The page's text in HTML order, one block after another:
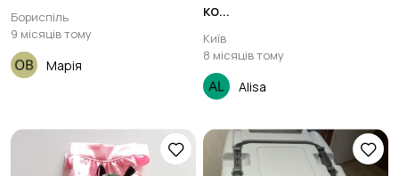
Бориспіль
9 місяців тому
Марія
ко...
Київ
8 місяців тому
Alisa